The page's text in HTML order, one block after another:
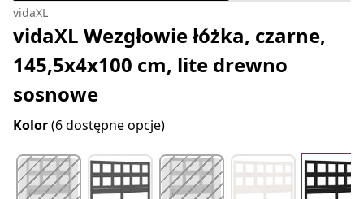
vidaXL
vidaXL Wezgłowie łóżka, czarne,
145,5x4x100 cm, lite drewno
sosnowe
Kolor(6 dostępne opcje)